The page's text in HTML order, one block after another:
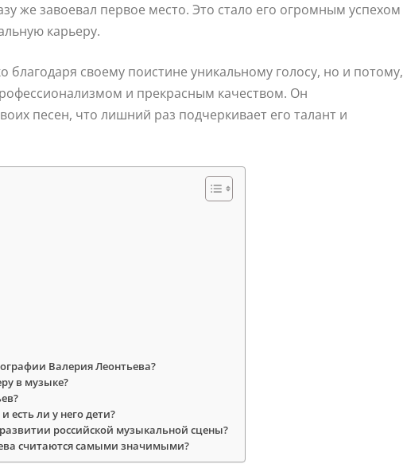
же завоевал первое место. Это стало его огромным успехом
карьеру.
своему поистине уникальному голосу, но и потому,
и прекрасным качеством. Он
песен, что лишний раз подчеркивает его талант и
Валерия Леонтьева?
в музыке?
есть ли у него дети?
российской музыкальной сцены?
считаются самыми значимыми?